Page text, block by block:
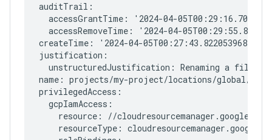
auditTrail:
accessGrantTime: '2024-04-
accessRemoveTime: '2024-04-
createTime: '2024-04-05T00:27:43.822053968Z'
justification:
unstructuredJustification: Renaming a file
name: projects/my-project/locations/global/
privilegedAccess:
  gcpIamAccess:
resource: //
resourceType: